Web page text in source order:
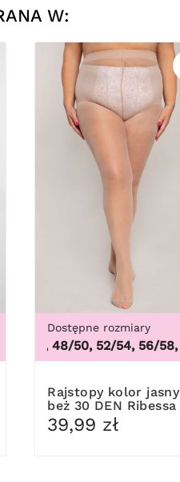
W:
Dostępne rozmiary
46, 48/50, 52/54, 56/58,
Rajstopy kolor jasny
beż 30 DEN Ribessa
39,99 zł